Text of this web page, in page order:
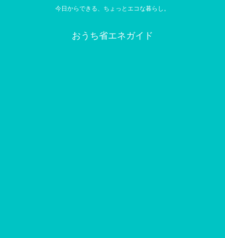
今日からできる、ちょっとエコな暮らし。
おうち省エネガイド